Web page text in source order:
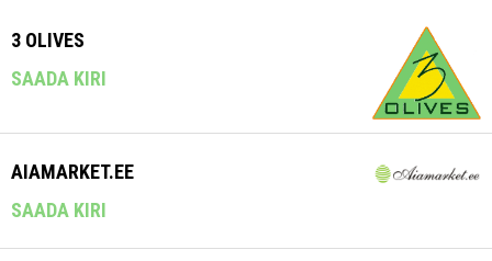
3 OLIVES
SAADA KIRI
AIAMARKET.EE
SAADA KIRI